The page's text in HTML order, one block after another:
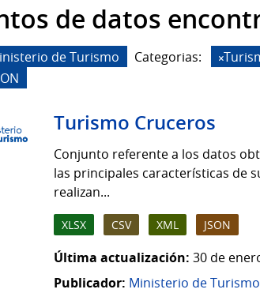
de datos
de Turismo Categorias:
Turismo Cruceros
Conjunto referente a los datos
las principales características de
realizan...
XLSX CSV XML JSON
Última actualización: 30 de
Publicador: Ministerio de Turismo